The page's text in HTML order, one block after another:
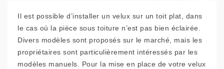
Il est possible d’installer un velux sur un toit plat, dans
le cas où la pièce sous toiture n’est pas bien éclairée.
Divers modèles sont proposés sur le marché, mais les
propriétaires sont particulièrement intéressés par les
modèles manuels. Pour la mise en place de votre velux